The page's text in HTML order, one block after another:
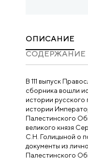
ОПИСАНИЕ
CОДЕРЖАНИЕ
В 111 выпуск
сборника вошли
истории русского
истории
Палестинского
великого князя
С.Н. Голицыной о
документы из
Палестинского